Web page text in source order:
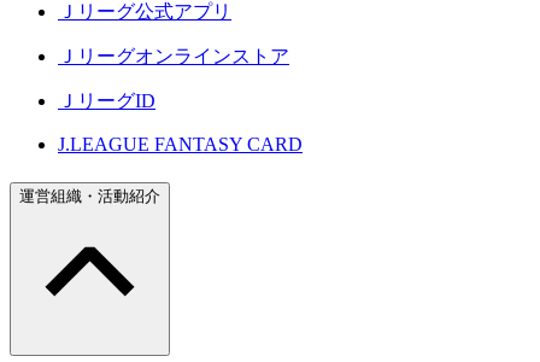
Ｊリーグ公式アプリ
Ｊリーグオンラインストア
ＪリーグID
J.LEAGUE FANTASY CARD
運営組織・活動紹介